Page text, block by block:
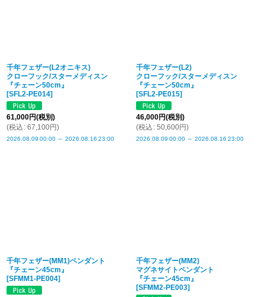
千年フェザー(L2オニキス)
クローフック/スターメディスン
『チェーン50cm』
[SFL2-PE014]
61,000円(税別)
(税込 : 67,100円)
2026.08.09 00:00 ～ 2026.08.16 23:00
千年フェザー(L2)
クローフック/スターメディスン
『チェーン50cm』
[SFL2-PE015]
46,000円(税別)
(税込 : 50,600円)
2026.08.09 00:00 ～ 2026.08.16 23:00
千年フェザー(MM1)ペンダント
『チェーン45cm』
[SFMM1-PE004]
千年フェザー(MM2)
マグネサイトペンダント
『チェーン45cm』
[SFMM2-PE003]